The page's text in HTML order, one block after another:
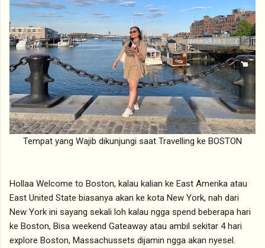
Tempat yang Wajib dikunjungi saat Travelling ke BOSTON
Hollaa Welcome to Boston, kalau kalian ke East Amerika atau
East United State biasanya akan ke kota New York, nah dari
New York ini sayang sekali loh kalau ngga spend beberapa hari
ke Boston, Bisa weekend Gateaway atau ambil sekitar 4 hari
explore Boston, Massachussets dijamin ngga akan nyesel.